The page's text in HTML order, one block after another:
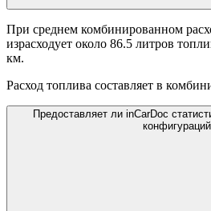
При среднем комбинированном
израсходует около 86.5 литров
км.
Расход топлива составляет в
Предоставляет ли inCarDoc